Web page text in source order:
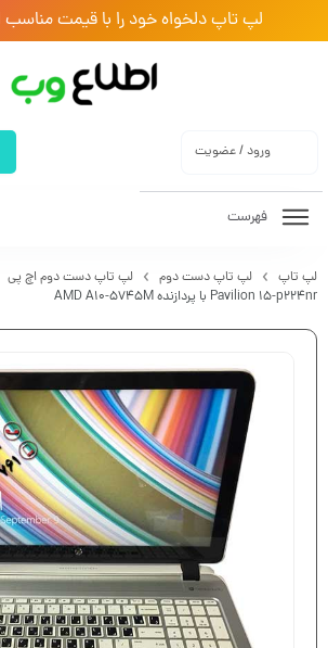
لپ تاپ دلخواه خود را با قیمت مناسب
ورود / عضویت
فهرست
لپ تاپ لپ تاپ دست دوم لپ تاپ دست دوم اچ پی
Pavilion 15-p224nr با پردازنده AMD A10-5745M